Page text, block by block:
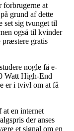
forbrugerne at
grund af dette
set sig tvunget til
også til kvinder
gratis
nogle få e-
Watt High-End
er i tvivl om at få
en internet
der anses
et signal om en